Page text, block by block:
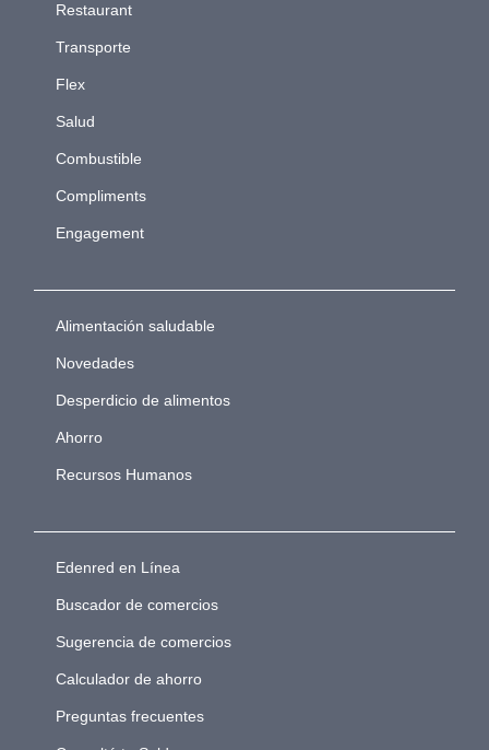
Restaurant
Transporte
Flex
Salud
Combustible
Compliments
Engagement
Alimentación saludable
Novedades
Desperdicio de alimentos
Ahorro
Recursos Humanos
Edenred en Línea
Buscador de comercios
Sugerencia de comercios
Calculador de ahorro
Preguntas frecuentes